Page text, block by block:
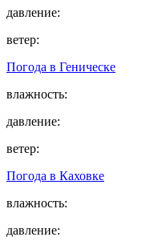
давление:
ветер:
Погода в Геническе
влажность:
давление:
ветер:
Погода в Каховке
влажность:
давление: